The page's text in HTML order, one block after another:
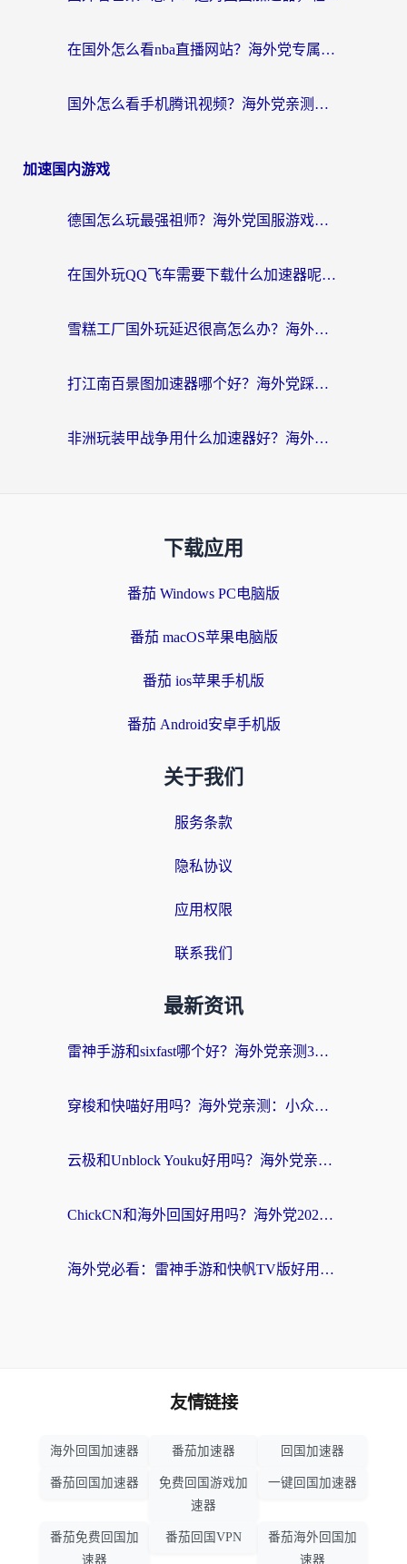
在国外怎么看nba直播网站？海外党专属体育观赛指南，告别地区限制！
国外怎么看手机腾讯视频？海外党亲测有效的追剧加速器选择指南
加速国内游戏
德国怎么玩最强祖师？海外党国服游戏加速器选择全攻略（附宝可梦Online实测）
在国外玩QQ飞车需要下载什么加速器呢？海外党亲测有效的国服游戏加速指南
雪糕工厂国外玩延迟很高怎么办？海外玩家国服游戏加速终极攻略（附实测推荐）
打江南百景图加速器哪个好？海外党踩坑N次后，终于找到不卡的秘诀
非洲玩装甲战争用什么加速器好？海外党亲测有效的国服游戏加速方案
下载应用
番茄 Windows PC电脑版
番茄 macOS苹果电脑版
番茄 ios苹果手机版
番茄 Android安卓手机版
关于我们
服务条款
隐私协议
应用权限
联系我们
最新资讯
雷神手游和sixfast哪个好？海外党亲测3款回国加速器，教你选对不踩坑
穿梭和快喵好用吗？海外党亲测：小众加速器对比+番茄加速器深度体验
云极和Unblock Youku好用吗？海外党亲测+2026回国加速器避坑指南
ChickCN和海外回国好用吗？海外党2026亲测：从手游到影音，选对加速器的3个关键
海外党必看：雷神手游和快帆TV版好用吗？3步选对回国加速器不踩坑
友情链接
海外回国加速器 番茄加速器 回国加速器
番茄回国加速器
免费回国游戏加
速器
一键回国加速器
番茄免费回国加
速器
番茄回国VPN
番茄海外回国加
速器